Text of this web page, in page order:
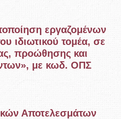
εργαζομένων
ιδιωτικού τομέα, σε
προώθησης και
με κωδ. ΟΠΣ
Αποτελεσμάτων